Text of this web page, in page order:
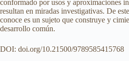
conformado por usos y aproximaciones
resultan en miradas investigativas. De
conoce es un sujeto que construye y
desarrollo común.
DOI: doi.org/10.21500/9789585415768